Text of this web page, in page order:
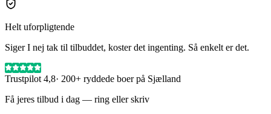
Helt uforpligtende
Siger I nej tak til tilbuddet, koster det ingenting. Så enkelt er det.
Trustpilot 4,8· 200+ ryddede boer på Sjælland
Få jeres tilbud i dag — ring eller skriv